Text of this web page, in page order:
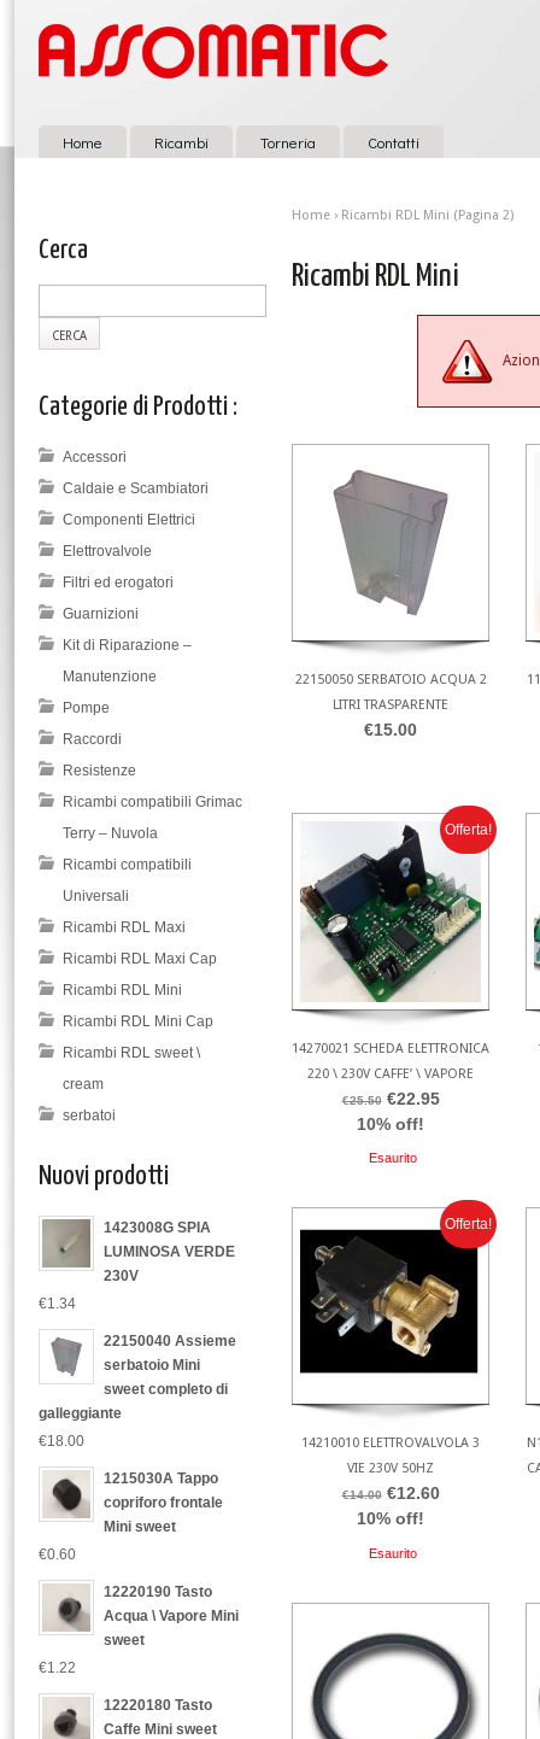
Home Ricambi Torneria Contatti
Home › Ricambi RDL Mini (Pagina 2)
Ricambi RDL Mini
22150050 SERBATOIO ACQUA 2
LITRI TRASPARENTE
€15.00
Offerta!
14270021 SCHEDA ELETTRONICA
220 \ 230V CAFFE’ \ VAPORE
€25.50 €22.95
10% off!
Esaurito
Offerta!
14210010 ELETTROVALVOLA 3
VIE 230V 50HZ
€14.00 €12.60
10% off!
Esaurito
Cerca
Categorie di Prodotti :
Accessori
Caldaie e Scambiatori
Componenti Elettrici
Elettrovalvole
Filtri ed erogatori
Guarnizioni
Kit di Riparazione –
Manutenzione
Pompe
Raccordi
Resistenze
Ricambi compatibili Grimac
Terry – Nuvola
Ricambi compatibili
Universali
Ricambi RDL Maxi
Ricambi RDL Maxi Cap
Ricambi RDL Mini
Ricambi RDL Mini Cap
Ricambi RDL sweet \
cream
serbatoi
Nuovi prodotti
1423008G SPIA
LUMINOSA VERDE
230V
€1.34
22150040 Assieme
serbatoio Mini
sweet completo di
galleggiante
€18.00
1215030A Tappo
copriforo frontale
Mini sweet
€0.60
12220190 Tasto
Acqua \ Vapore Mini
sweet
€1.22
12220180 Tasto
Caffe Mini sweet